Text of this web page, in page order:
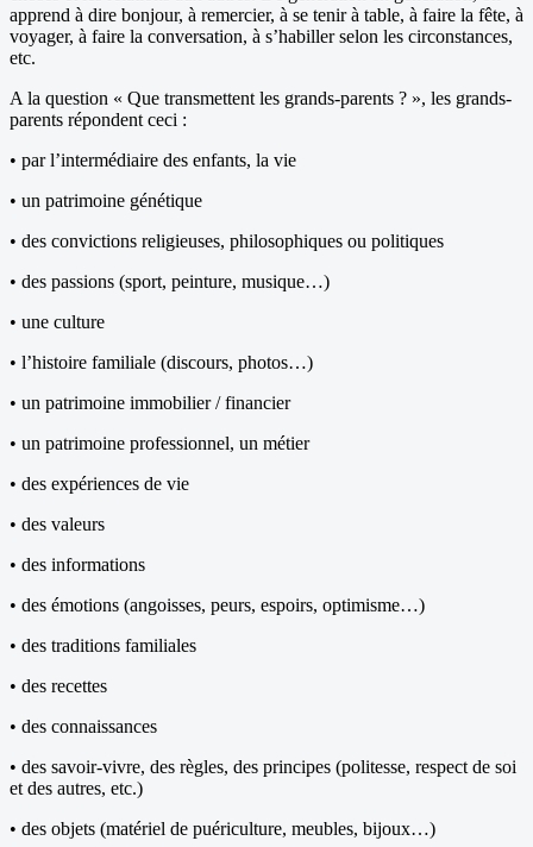
apprend à dire bonjour, à remercier, à se tenir à table, à faire la fête, à
voyager, à faire la conversation, à s’habiller selon les circonstances,
etc.
A la question « Que transmettent les grands-parents ? », les grands-
parents répondent ceci :
• par l’intermédiaire des enfants, la vie
• un patrimoine génétique
• des convictions religieuses, philosophiques ou politiques
• des passions (sport, peinture, musique…)
• une culture
• l’histoire familiale (discours, photos…)
• un patrimoine immobilier / financier
• un patrimoine professionnel, un métier
• des expériences de vie
• des valeurs
• des informations
• des émotions (angoisses, peurs, espoirs, optimisme…)
• des traditions familiales
• des recettes
• des connaissances
• des savoir-vivre, des règles, des principes (politesse, respect de soi
et des autres, etc.)
• des objets (matériel de puériculture, meubles, bijoux…)